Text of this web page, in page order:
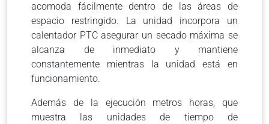
acomoda fácilmente dentro de las áreas de
espacio restringido. La unidad incorpora un
calentador PTC asegurar un secado máxima se
alcanza de inmediato y mantiene
constantemente mientras la unidad está en
funcionamiento.
Además de la ejecución metros horas, que
muestra las unidades de tiempo de